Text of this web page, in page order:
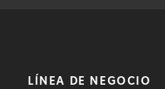
LÍNEA DE NEGOCIO